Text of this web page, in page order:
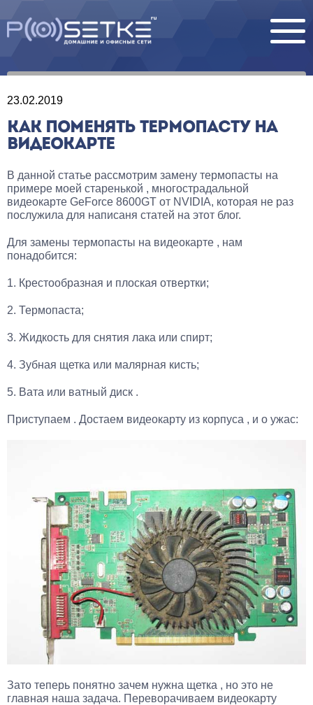
23.02.2019
КАК ПОМЕНЯТЬ ТЕРМОПАСТУ НА
ВИДЕОКАРТЕ
В данной статье рассмотрим замену термопасты на
примере моей старенькой , многострадальной
видеокарте GeForce 8600GT от NVIDIA, которая не раз
послужила для написаня статей на этот блог.
Для замены термопасты на видеокарте , нам
понадобится:
1. Крестообразная и плоская отвертки;
2. Термопаста;
3. Жидкость для снятия лака или спирт;
4. Зубная щетка или малярная кисть;
5. Вата или ватный диск .
Приступаем . Достаем видеокарту из корпуса , и о ужас:
Зато теперь понятно зачем нужна щетка , но это не
главная наша задача. Переворачиваем видеокарту